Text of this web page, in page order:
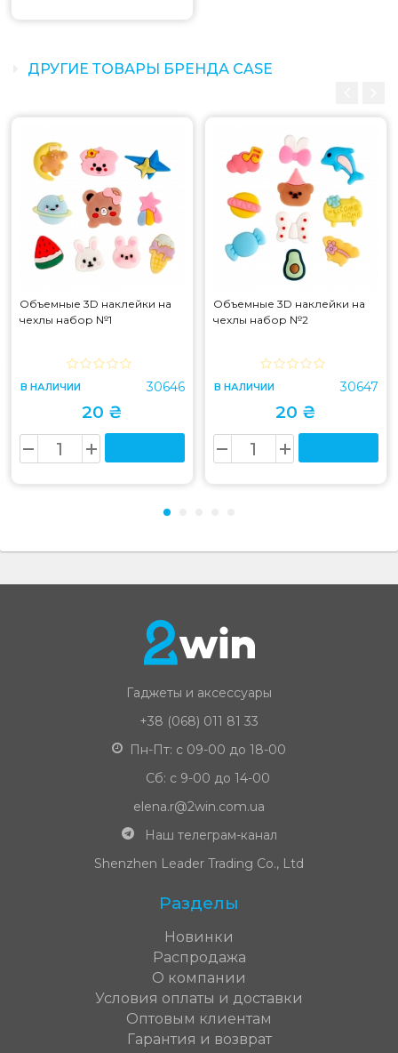
ДРУГИЕ ТОВАРЫ БРЕНДА CASE
Объемные 3D наклейки на
чехлы набор №1
В НАЛИЧИИ 30646
20 ₴
Объемные 3D наклейки на
чехлы набор №2
В НАЛИЧИИ 30647
20 ₴
Гаджеты и аксессуары
+38 (068) 011 81 33
Пн-Пт: с 09-00 до 18-00
Сб: с 9-00 до 14-00
elena.r@2win.com.ua
Наш телеграм-канал
Shenzhen Leader Trading Co., Ltd
Разделы
Новинки
Распродажа
О компании
Условия оплаты и доставки
Оптовым клиентам
Гарантия и возврат